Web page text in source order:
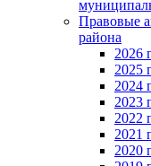
Правовые
района
2026
2025
2024
2023
2022
2021
2020